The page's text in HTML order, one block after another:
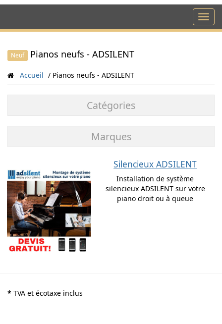
Neuf Pianos neufs - ADSILENT
Accueil Pianos neufs - ADSILENT
Catégories
Marques
Silencieux ADSILENT
Installation de système
silencieux ADSILENT sur votre
piano droit ou à queue
* TVA et écotaxe inclus